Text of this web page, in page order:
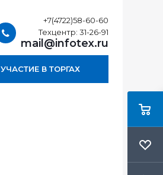
+7(4722)58-60-60
Техцентр: 31-26-91
mail@infotex.ru
УЧАСТИЕ В ТОРГАХ